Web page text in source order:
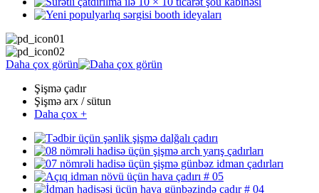
Daha çox görün
Şişmə çadır
Şişmə arx / sütun
Daha çox +